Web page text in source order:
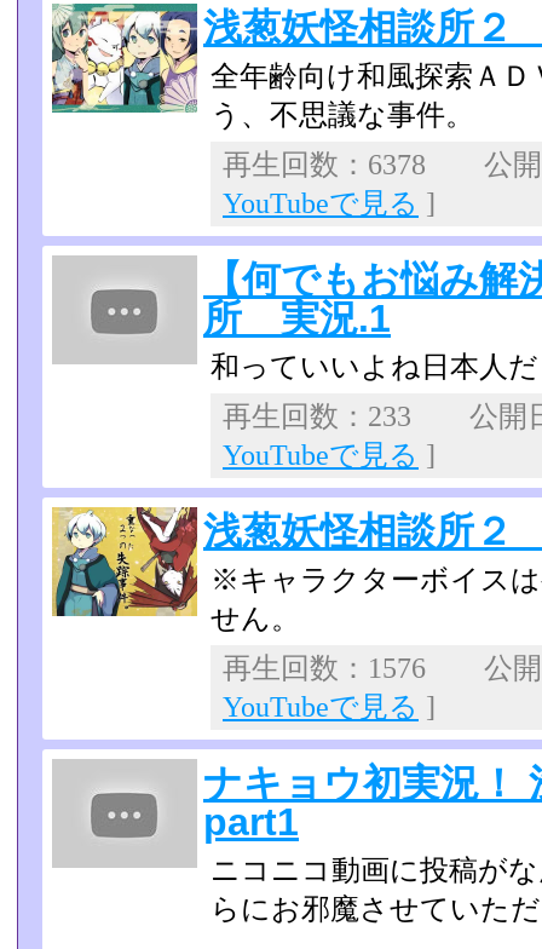
浅葱妖怪相談所
全年齢向け和風探索Ａ
う、不思議な事件。
再生回数：6378 公
YouTubeで見る ]
【何でもお悩み解
所 実況.1
和っていいよね日本人
再生回数：233 公開
YouTubeで見る ]
浅葱妖怪相談所
※キャラクターボイス
せん。
再生回数：1576 公
YouTubeで見る ]
ナキョウ初実況！
part1
ニコニコ動画に投稿が
らにお邪魔させていた